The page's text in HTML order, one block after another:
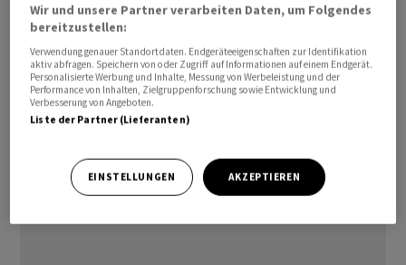
gefallen. Belastet wurde der Markt vor allem durch die
stark gestiegenen Hypothekenzinsen und die hohen
Baukosten./bgf/jsl/he
Wir und unsere Partner verarbeiten Daten, um Folgendes
bereitzustellen:
Verwendung genauer Standortdaten. Endgeräteeigenschaften zur Identifikation
aktiv abfragen. Speichern von oder Zugriff auf Informationen auf einem Endgerät.
Personalisierte Werbung und Inhalte, Messung von Werbeleistung und der
Performance von Inhalten, Zielgruppenforschung sowie Entwicklung und
Verbesserung von Angeboten.
Liste der Partner (Lieferanten)
EINSTELLUNGEN AKZEPTIEREN